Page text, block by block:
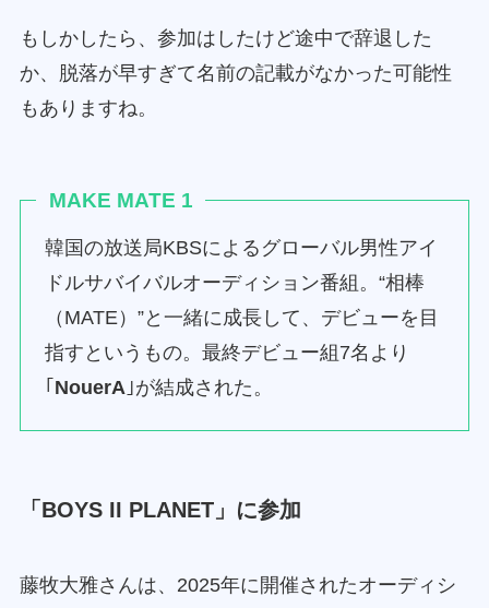
もしかしたら、参加はしたけど途中で辞退した
か、脱落が早すぎて名前の記載がなかった可能性
もありますね。
MAKE MATE 1
韓国の放送局KBSによるグローバル男性アイ
ドルサバイバルオーディション番組。“相棒
（MATE）”と一緒に成長して、デビューを目
指すというもの。最終デビュー組7名より
｢ NouerA ｣が結成された。
「BOYS II PLANET」に参加
藤牧大雅さんは、2025年に開催されたオーディシ